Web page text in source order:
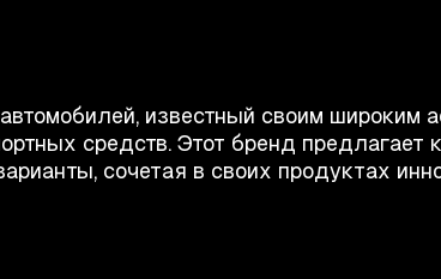
известный своим широким
средств. Этот бренд предлагает
сочетая в своих продуктах